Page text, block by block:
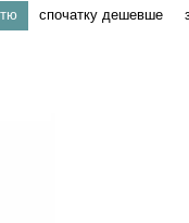
спочатку дешевше